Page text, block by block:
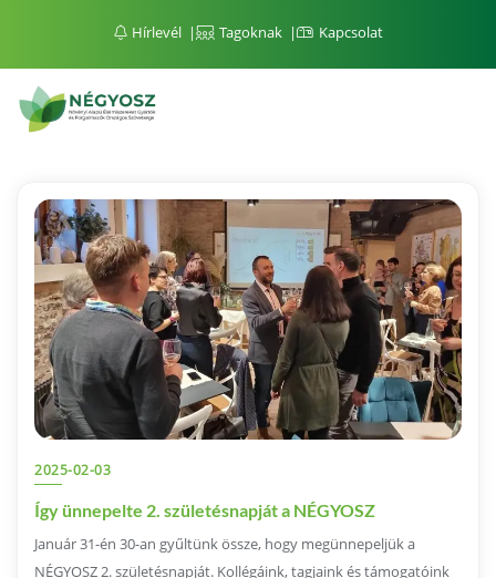
Hírlevél Tagoknak Kapcsolat
2025-02-03
Így ünnepelte 2. születésnapját a NÉGYOSZ
Január 31-én 30-an gyűltünk össze, hogy megünnepeljük a
NÉGYOSZ 2. születésnapját. Kollégáink, tagjaink és támogatóink